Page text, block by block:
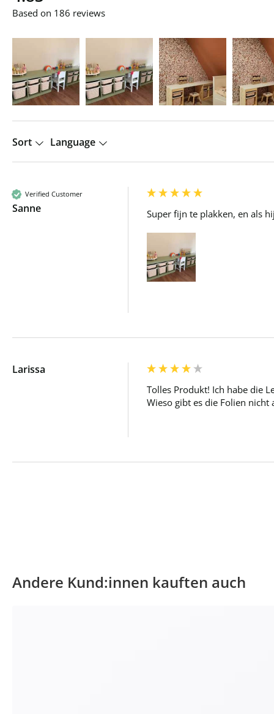
Based on 186 reviews
Sort Language
Verified Customer
Sanne Super fijn te plakken, en als
Larissa
Tolles Produkt! Ich habe die
Wieso gibt es die Folien
Andere Kund:innen kauften auch